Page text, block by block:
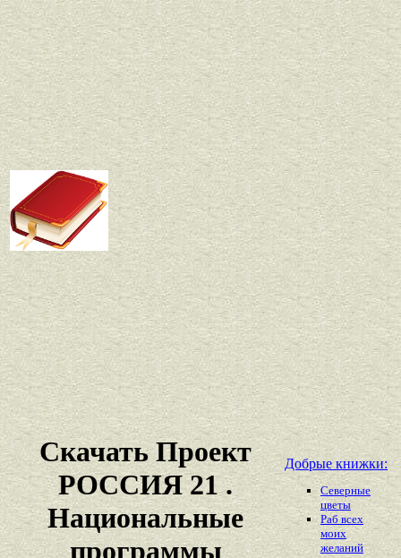
Скачать Проект
РОССИЯ 21 .
Национальные
программы
Добрые книжки:
Северные
цветы
Раб всех
моих
желаний